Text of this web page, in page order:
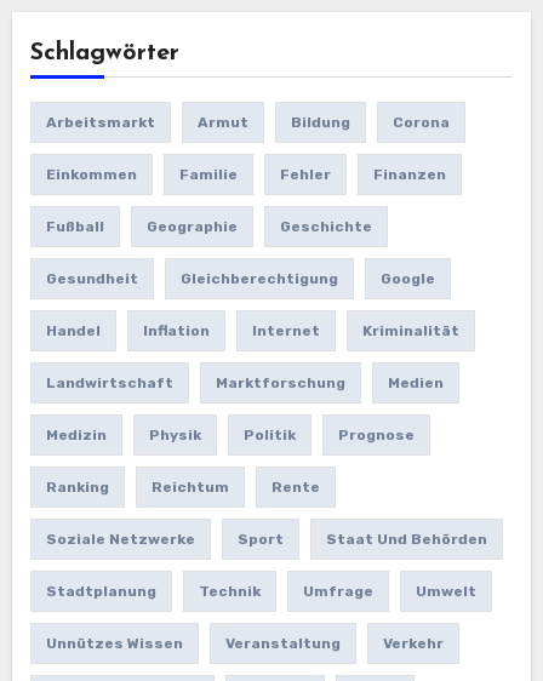
Schlagwörter
Arbeitsmarkt Armut Bildung Corona
Einkommen Familie Fehler Finanzen
Fußball Geographie Geschichte
Gesundheit Gleichberechtigung Google
Handel Inflation Internet Kriminalität
Landwirtschaft Marktforschung Medien
Medizin Physik Politik Prognose
Ranking Reichtum Rente
Soziale Netzwerke Sport Staat Und Behörden
Stadtplanung Technik Umfrage Umwelt
Unnützes Wissen Veranstaltung Verkehr